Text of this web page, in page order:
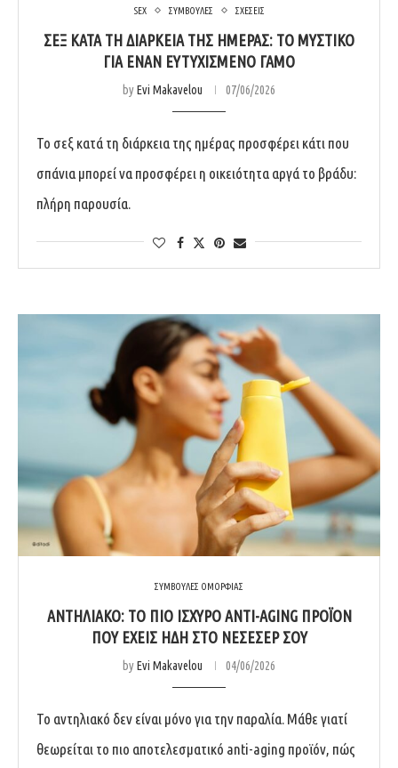
SEX ΣΥΜΒΟΥΛΕΣ ΣΧΕΣΕΙΣ
ΣΕΞ ΚΑΤΆ ΤΗ ΔΙΆΡΚΕΙΑ ΤΗΣ ΗΜΈΡΑΣ: ΤΟ ΜΥΣΤΙΚΌ
ΓΙΑ ΈΝΑΝ ΕΥΤΥΧΙΣΜΈΝΟ ΓΆΜΟ
byEvi Makavelou 07/06/2026
Το σεξ κατά τη διάρκεια της ημέρας προσφέρει κάτι που
σπάνια μπορεί να προσφέρει η οικειότητα αργά το βράδυ:
πλήρη παρουσία.
ΣΥΜΒΟΥΛΕΣ ΟΜΟΡΦΙΑΣ
ΑΝΤΗΛΙΑΚΌ: ΤΟ ΠΙΟ ΙΣΧΥΡΌ ANTI-AGING ΠΡΟΪΌΝ
ΠΟΥ ΈΧΕΙΣ ΉΔΗ ΣΤΟ ΝΕΣΕΣΈΡ ΣΟΥ
byEvi Makavelou 04/06/2026
Το αντηλιακό δεν είναι μόνο για την παραλία. Μάθε γιατί
θεωρείται το πιο αποτελεσματικό anti-aging προϊόν, πώς